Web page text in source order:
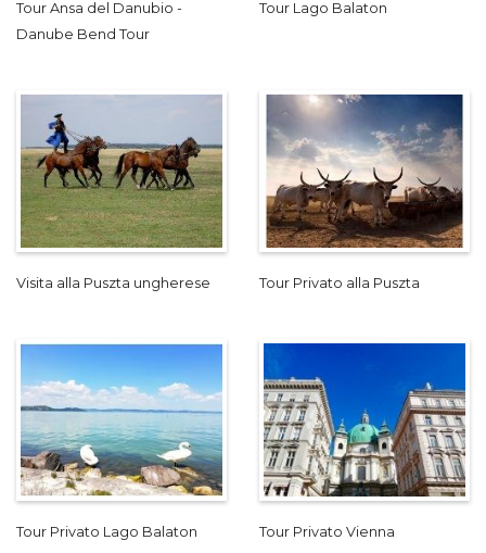
Tour Ansa del Danubio -
Danube Bend Tour
Tour Lago Balaton
Visita alla Puszta ungherese Tour Privato alla Puszta
Tour Privato Lago Balaton Tour Privato Vienna